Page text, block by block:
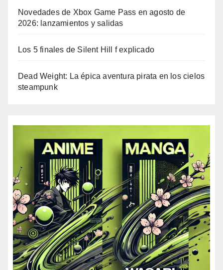
Novedades de Xbox Game Pass en agosto de
2026: lanzamientos y salidas
Los 5 finales de Silent Hill f explicado
Dead Weight: La épica aventura pirata en los cielos
steampunk